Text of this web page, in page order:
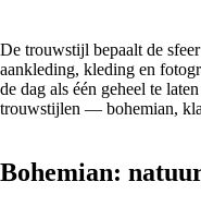
De trouwstijl bepaalt de
aankleding, kleding en
de dag als één geheel te
trouwstijlen — bohemian,
Bohemian: